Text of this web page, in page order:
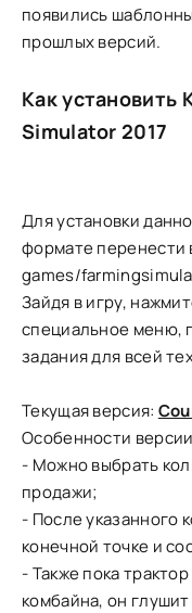
появились
прошлых версий.
Как установить
Simulator 2017
Для установки
формате перенести
games/
Зайдя в игру,
специальное меню,
задания для всей
Текущая версия:
Особенности
- Можно выбрать
продажи;
- После указанного
конечной точке и
- Также пока
комбайна, он